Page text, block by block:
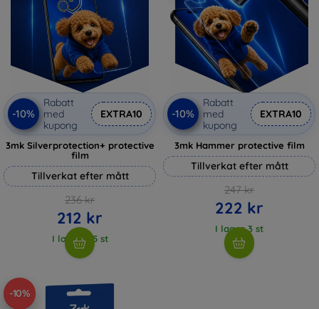
-10%
Rabatt
med
kupong
EXTRA10
3mk Silverprotection+ protective
film
Tillverkat efter mått
236 kr
212 kr
I lager > 5 st
-10%
Rabatt
med
kupong
EXTRA10
3mk Hammer protective film
Tillverkat efter mått
247 kr
222 kr
I lager 3 st
-10%